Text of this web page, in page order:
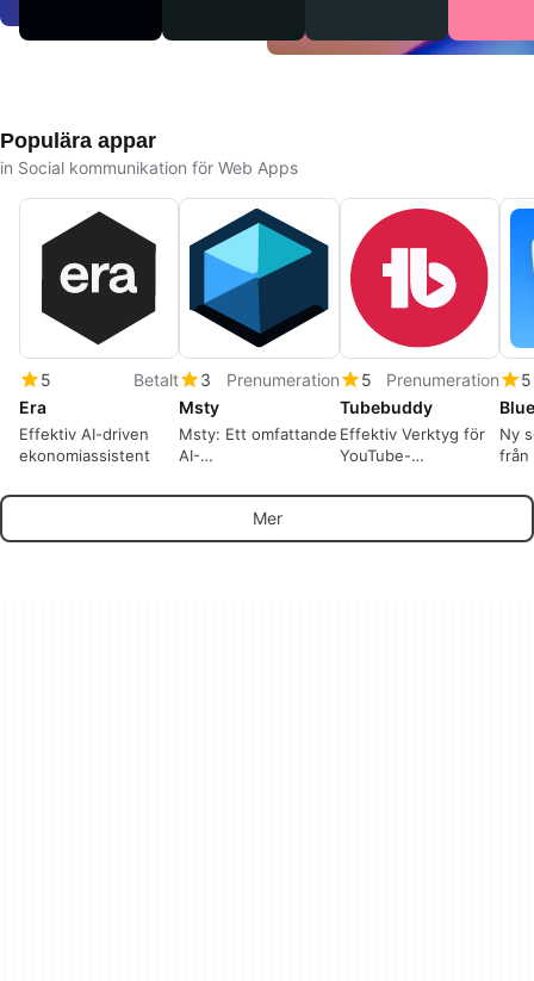
Populära appar
in Social kommunikation för Web Apps
5
Betalt
Era
Effektiv AI-driven
ekonomiassistent
3
Prenumeration
Msty
Msty: Ett omfattande
AI-
5
Prenumeration
Tubebuddy
Effektiv Verktyg för
YouTube-
5
Ny
från
Mer